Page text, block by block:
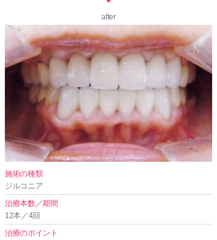
after
施術の種類
ジルコニア
治療本数／期間
12本／4回
治療のポイント